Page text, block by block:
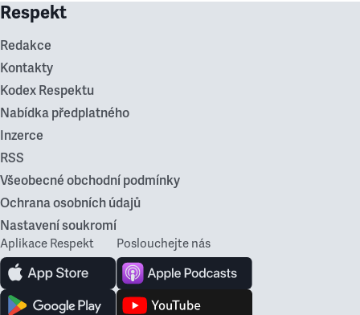
Respekt
Redakce
Kontakty
Kodex Respektu
Nabídka předplatného
Inzerce
RSS
Všeobecné obchodní podmínky
Ochrana osobních údajů
Nastavení soukromí
Aplikace Respekt Poslouchejte nás